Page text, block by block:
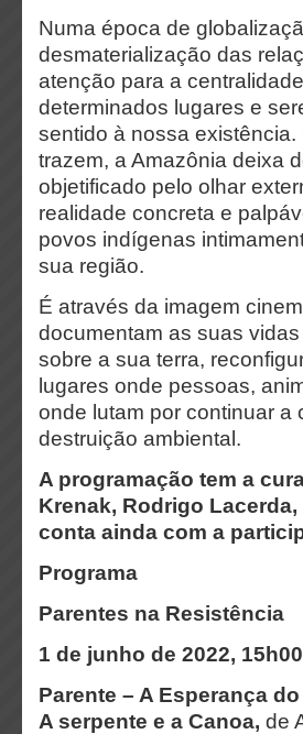
Numa época de
desmaterialização das
atenção para a
determinados lugares e
sentido à nossa
trazem, a Amazônia deixa
objetificado pelo olhar
realidade concreta e
povos indígenas
sua região.
É através da imagem
documentam as suas
sobre a sua terra,
lugares onde pessoas,
onde lutam por continuar a
destruição ambiental.
A programação tem a
Krenak, Rodrigo
conta ainda com a
Programa
Parentes na Resistência
1 de junho de 2022,
Parente – A Esperança
A serpente e a Canoa, de